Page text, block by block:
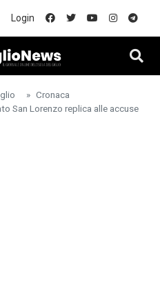
Login
Cronaca
San Lorenzo replica alle accuse